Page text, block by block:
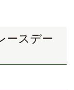
ースデー